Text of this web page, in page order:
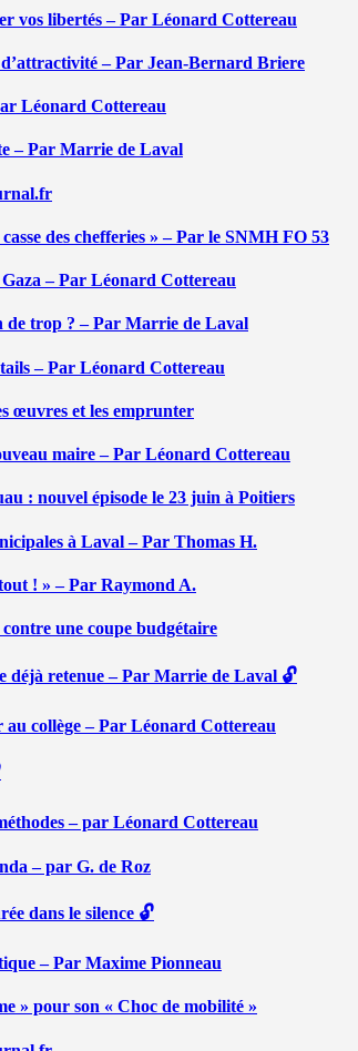
vos libertés – Par Léonard Cottereau
– Par Jean-Bernard Briere
Léonard Cottereau
– Par Marrie de Laval
des chefferies » – Par le SNMH FO 53
– Par Léonard Cottereau
de trop ? – Par Marrie de Laval
– Par Léonard Cottereau
œuvres et les emprunter
maire – Par Léonard Cottereau
: nouvel épisode le 23 juin à Poitiers
à Laval – Par Thomas H.
! » – Par Raymond A.
contre une coupe budgétaire
déjà retenue – Par Marrie de Laval 🔓
au collège – Par Léonard Cottereau
– par Léonard Cottereau
– par G. de Roz
dans le silence 🔓
– Par Maxime Pionneau
» pour son « Choc de mobilité »